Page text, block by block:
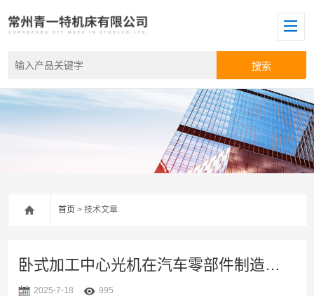
首页 > 技术文章
卧式加工中心光机在汽车零部件制造中的精度保障技术
2025-7-18 995